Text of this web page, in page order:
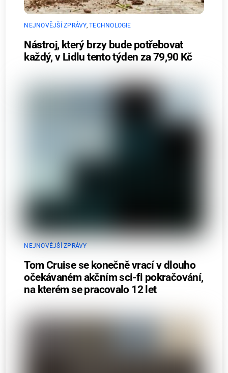
NEJNOVĚJŠÍ ZPRÁVY,TECHNOLOGIE
Nástroj, který brzy bude potřebovat
každý, v Lidlu tento týden za 79,90 Kč
NEJNOVĚJŠÍ ZPRÁVY
Tom Cruise se konečně vrací v dlouho
očekávaném akčním sci-fi pokračování,
na kterém se pracovalo 12 let